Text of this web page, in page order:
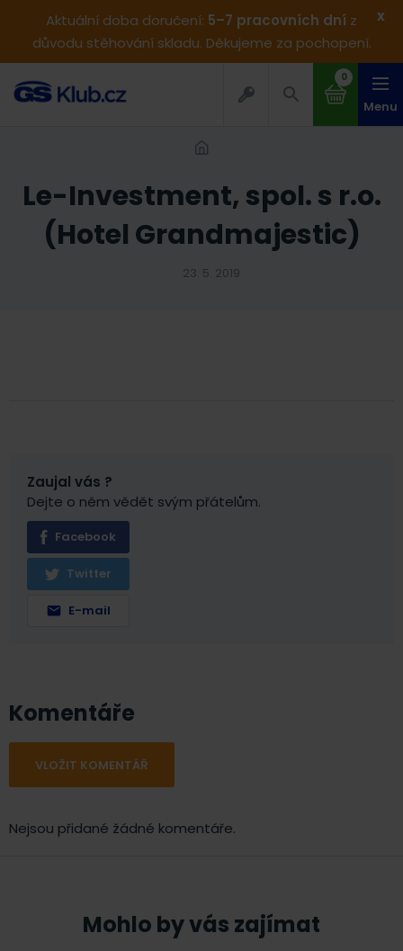
Aktuální doba doručení: 5–7 pracovních dní z
důvodu stěhování skladu. Děkujeme za pochopení.
x
0
Menu
Le-Investment, spol. s r.o.
(Hotel Grandmajestic)
23. 5. 2019
Zaujal vás ?
Dejte o něm vědět svým přátelům.
Facebook
Twitter
E-mail
Komentáře
VLOŽIT KOMENTÁŘ
Nejsou přidané žádné komentáře.
Mohlo by vás zajímat